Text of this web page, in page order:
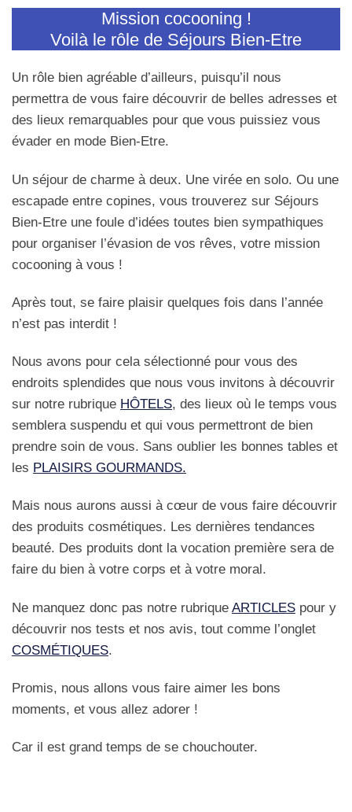
Mission cocooning !
Voilà le rôle de Séjours Bien-Etre
Un rôle bien agréable d’ailleurs, puisqu’il nous
permettra de vous faire découvrir de belles adresses et
des lieux remarquables pour que vous puissiez vous
évader en mode Bien-Etre.
Un séjour de charme à deux. Une virée en solo. Ou une
escapade entre copines, vous trouverez sur Séjours
Bien-Etre une foule d’idées toutes bien sympathiques
pour organiser l’évasion de vos rêves, votre mission
cocooning à vous !
Après tout, se faire plaisir quelques fois dans l’année
n’est pas interdit !
Nous avons pour cela sélectionné pour vous des
endroits splendides que nous vous invitons à découvrir
sur notre rubrique HÔTELS, des lieux où le temps vous
semblera suspendu et qui vous permettront de bien
prendre soin de vous. Sans oublier les bonnes tables et
les PLAISIRS GOURMANDS.
Mais nous aurons aussi à cœur de vous faire découvrir
des produits cosmétiques. Les dernières tendances
beauté. Des produits dont la vocation première sera de
faire du bien à votre corps et à votre moral.
Ne manquez donc pas notre rubrique ARTICLES pour y
découvrir nos tests et nos avis, tout comme l’onglet
COSMÉTIQUES.
Promis, nous allons vous faire aimer les bons
moments, et vous allez adorer !
Car il est grand temps de se chouchouter.